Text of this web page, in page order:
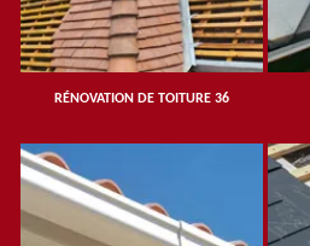
RÉNOVATION DE TOITURE 36